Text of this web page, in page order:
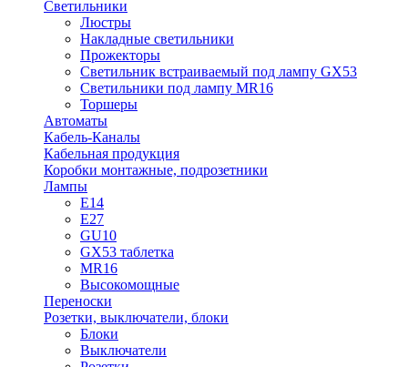
Светильники
Люстры
Накладные светильники
Прожекторы
Светильник встраиваемый под лампу GX53
Светильники под лампу MR16
Торшеры
Автоматы
Кабель-Каналы
Кабельная продукция
Коробки монтажные, подрозетники
Лампы
E14
E27
GU10
GX53 таблетка
MR16
Высокомощные
Переноски
Розетки, выключатели, блоки
Блоки
Выключатели